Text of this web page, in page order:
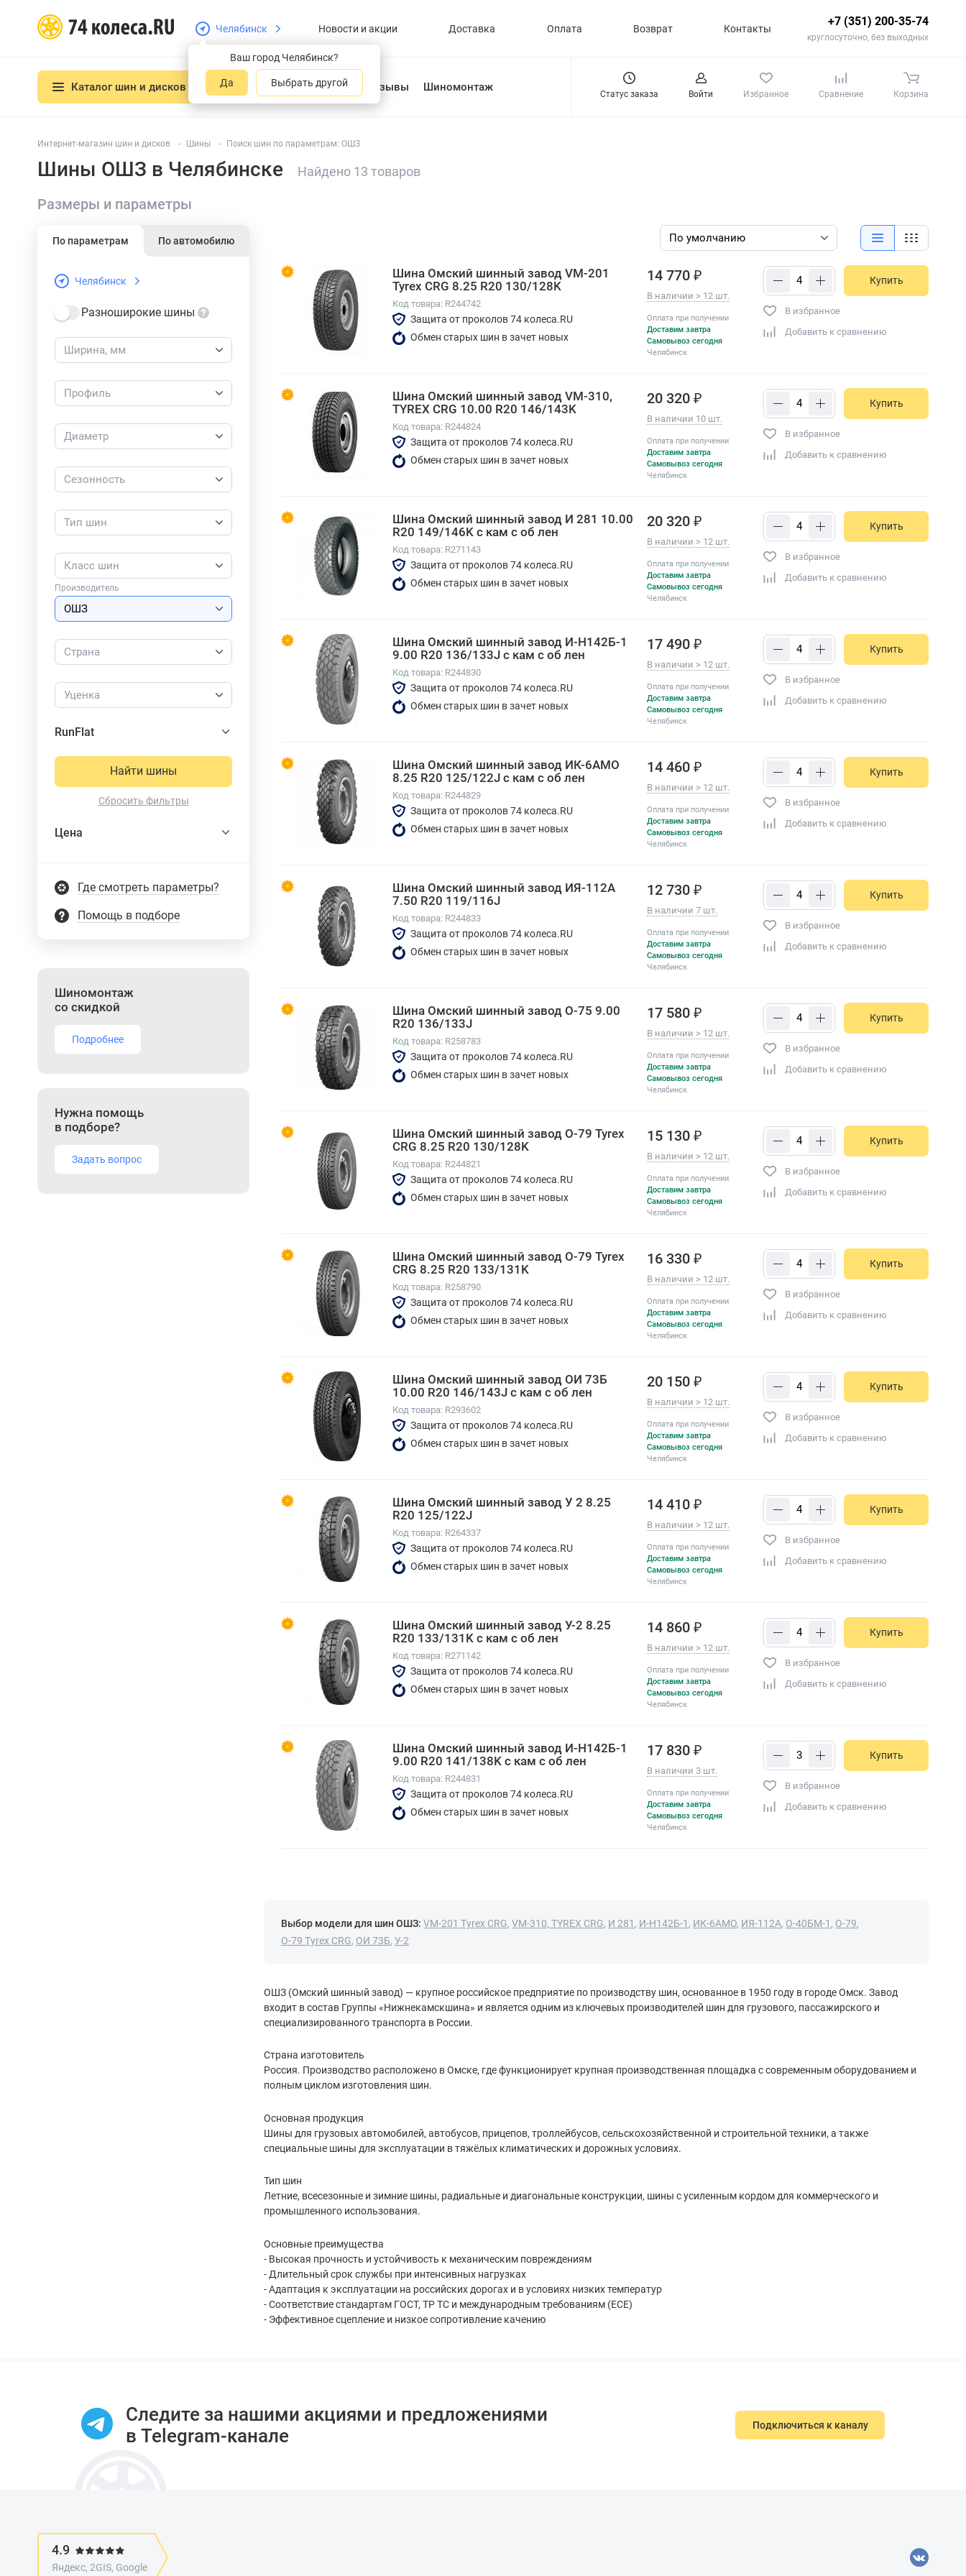
Челябинск
Ваш город Челябинск?
Да Выбрать другой
Новости и акции Доставка Оплата Возврат Контакты
+7 (351) 200-35-74
круглосуточно, без выходных
Каталог шин и дисков О нас Отзывы Шиномонтаж
Статус заказа Войти Избранное Сравнение Корзина
Интернет-магазин шин и дисков Шины Поиск шин по параметрам: ОШЗ
Шины ОШЗ в Челябинске Найдено 13 товаров
Размеры и параметры
По параметрам По автомобилю
Челябинск
Разноширокие шины
Ширина, мм
Профиль
Диаметр
Сезонность
Тип шин
Класс шин
Производитель
Страна
Уценка
RunFlat
Найти шины
Сбросить фильтры
Цена
Где смотреть параметры?
Помощь в подборе
Шиномонтаж
со скидкой
Подробнее
Нужна помощь
в подборе?
Задать вопрос
Шина Омский шинный завод VM-201
Tyrex CRG 8.25 R20 130/128K
Код товара: R244742
Защита от проколов 74 колеса.RU
Обмен старых шин в зачет новых
14 770 ₽
В наличии > 12 шт.
Оплата при получении
Доставим завтра
Самовывоз сегодня
Челябинск
Купить
В избранное
Добавить к сравнению
Шина Омский шинный завод VM-310,
TYREX CRG 10.00 R20 146/143K
Код товара: R244824
Защита от проколов 74 колеса.RU
Обмен старых шин в зачет новых
20 320 ₽
В наличии 10 шт.
Оплата при получении
Доставим завтра
Самовывоз сегодня
Челябинск
Купить
В избранное
Добавить к сравнению
Шина Омский шинный завод И 281 10.00
R20 149/146K с кам с об лен
Код товара: R271143
Защита от проколов 74 колеса.RU
Обмен старых шин в зачет новых
20 320 ₽
В наличии > 12 шт.
Оплата при получении
Доставим завтра
Самовывоз сегодня
Челябинск
Купить
В избранное
Добавить к сравнению
Шина Омский шинный завод И-Н142Б-1
9.00 R20 136/133J с кам с об лен
Код товара: R244830
Защита от проколов 74 колеса.RU
Обмен старых шин в зачет новых
17 490 ₽
В наличии > 12 шт.
Оплата при получении
Доставим завтра
Самовывоз сегодня
Челябинск
Купить
В избранное
Добавить к сравнению
Шина Омский шинный завод ИК-6АМО
8.25 R20 125/122J с кам с об лен
Код товара: R244829
Защита от проколов 74 колеса.RU
Обмен старых шин в зачет новых
14 460 ₽
В наличии > 12 шт.
Оплата при получении
Доставим завтра
Самовывоз сегодня
Челябинск
Купить
В избранное
Добавить к сравнению
Шина Омский шинный завод ИЯ-112А
7.50 R20 119/116J
Код товара: R244833
Защита от проколов 74 колеса.RU
Обмен старых шин в зачет новых
12 730 ₽
В наличии 7 шт.
Оплата при получении
Доставим завтра
Самовывоз сегодня
Челябинск
Купить
В избранное
Добавить к сравнению
Шина Омский шинный завод О-75 9.00
R20 136/133J
Код товара: R258783
Защита от проколов 74 колеса.RU
Обмен старых шин в зачет новых
17 580 ₽
В наличии > 12 шт.
Оплата при получении
Доставим завтра
Самовывоз сегодня
Челябинск
Купить
В избранное
Добавить к сравнению
Шина Омский шинный завод О-79 Tyrex
CRG 8.25 R20 130/128K
Код товара: R244821
Защита от проколов 74 колеса.RU
Обмен старых шин в зачет новых
15 130 ₽
В наличии > 12 шт.
Оплата при получении
Доставим завтра
Самовывоз сегодня
Челябинск
Купить
В избранное
Добавить к сравнению
Шина Омский шинный завод О-79 Tyrex
CRG 8.25 R20 133/131K
Код товара: R258790
Защита от проколов 74 колеса.RU
Обмен старых шин в зачет новых
16 330 ₽
В наличии > 12 шт.
Оплата при получении
Доставим завтра
Самовывоз сегодня
Челябинск
Купить
В избранное
Добавить к сравнению
Шина Омский шинный завод ОИ 73Б
10.00 R20 146/143J с кам с об лен
Код товара: R293602
Защита от проколов 74 колеса.RU
Обмен старых шин в зачет новых
20 150 ₽
В наличии > 12 шт.
Оплата при получении
Доставим завтра
Самовывоз сегодня
Челябинск
Купить
В избранное
Добавить к сравнению
Шина Омский шинный завод У 2 8.25
R20 125/122J
Код товара: R264337
Защита от проколов 74 колеса.RU
Обмен старых шин в зачет новых
14 410 ₽
В наличии > 12 шт.
Оплата при получении
Доставим завтра
Самовывоз сегодня
Челябинск
Купить
В избранное
Добавить к сравнению
Шина Омский шинный завод У-2 8.25
R20 133/131K с кам с об лен
Код товара: R271142
Защита от проколов 74 колеса.RU
Обмен старых шин в зачет новых
14 860 ₽
В наличии > 12 шт.
Оплата при получении
Доставим завтра
Самовывоз сегодня
Челябинск
Купить
В избранное
Добавить к сравнению
Шина Омский шинный завод И-Н142Б-1
9.00 R20 141/138K с кам с об лен
Код товара: R244831
Защита от проколов 74 колеса.RU
Обмен старых шин в зачет новых
17 830 ₽
В наличии 3 шт.
Оплата при получении
Доставим завтра
Самовывоз сегодня
Челябинск
Купить
В избранное
Добавить к сравнению
Выбор модели для шин ОШЗ: VM-201 Tyrex CRG, VM-310, TYREX CRG, И 281 , И-Н142Б-1 , ИК-6АМО, ИЯ-112А, О-40БМ-1 , О-79,
О-79 Tyrex CRG, ОИ 73Б, У-2
ОШЗ (Омский шинный завод) — крупное российское предприятие по производству шин, основанное в 1950 году в городе Омск. Завод
входит в состав Группы «Нижнекамскшина» и является одним из ключевых производителей шин для грузового, пассажирского и
специализированного транспорта в России.
Страна изготовитель
Россия. Производство расположено в Омске, где функционирует крупная производственная площадка с современным оборудованием и
полным циклом изготовления шин.
Основная продукция
Шины для грузовых автомобилей, автобусов, прицепов, троллейбусов, сельскохозяйственной и строительной техники, а также
специальные шины для эксплуатации в тяжёлых климатических и дорожных условиях.
Тип шин
Летние, всесезонные и зимние шины, радиальные и диагональные конструкции, шины с усиленным кордом для коммерческого и
промышленного использования.
Основные преимущества
- Высокая прочность и устойчивость к механическим повреждениям
- Длительный срок службы при интенсивных нагрузках
- Адаптация к эксплуатации на российских дорогах и в условиях низких температур
- Соответствие стандартам ГОСТ, ТР ТС и международным требованиям (ECE)
- Эффективное сцепление и низкое сопротивление качению
Следите за нашими акциями и предложениями
в Telegram-канале
Подключиться к каналу
4.9
Яндекс, 2GIS, Google